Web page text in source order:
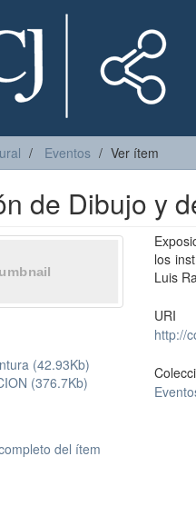
Eventos Ver ítem
de Dibujo y
(42.93Kb)
(376.7Kb)
del ítem
los
Luis
URI
http://